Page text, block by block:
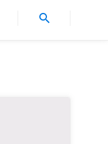
search